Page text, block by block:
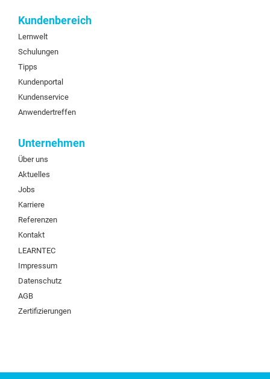
Kundenbereich
Lernwelt
Schulungen
Tipps
Kundenportal
Kundenservice
Anwendertreffen
Unternehmen
Über uns
Aktuelles
Jobs
Karriere
Referenzen
Kontakt
LEARNTEC
Impressum
Datenschutz
AGB
Zertifizierungen